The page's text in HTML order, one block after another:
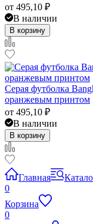
от 495,10 ₽
В наличии
В корзину
Серая футболка
оранжевым принтом
от 495,10 ₽
В наличии
В корзину
Главная
0
Корзина
0